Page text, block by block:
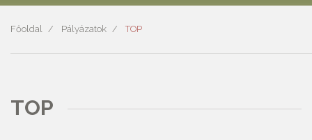
Főoldal Pályázatok TOP
TOP